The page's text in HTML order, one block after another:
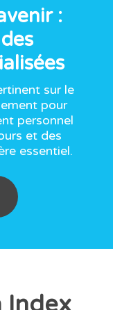
:
sur le
pour
personnel
et des
essentiel.